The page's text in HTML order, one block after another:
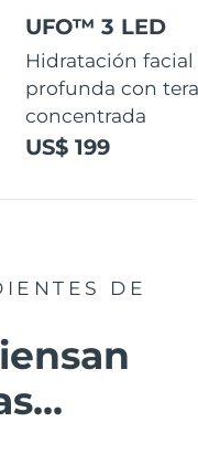
UFO™ 3 LED
Hidratación facial
profunda con
concentrada
US$ 199
DE